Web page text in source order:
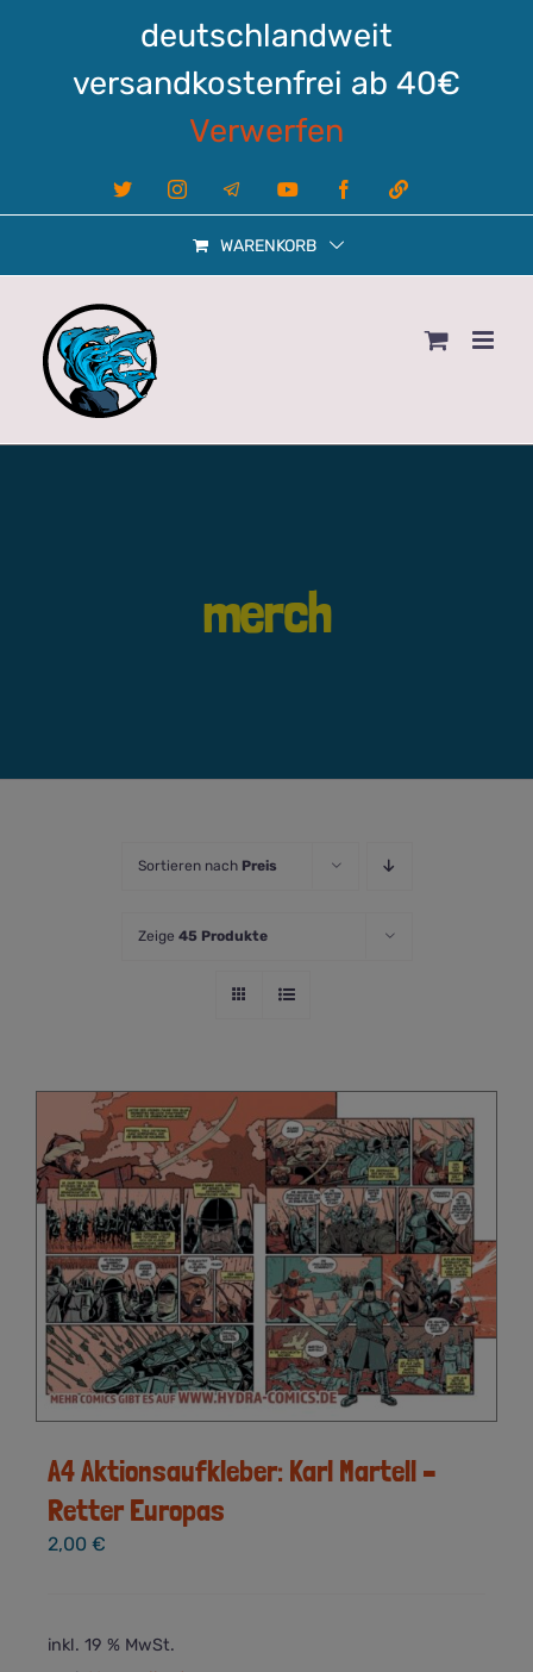
deutschlandweit
versandkostenfrei ab 40€
Verwerfen
X InstagramTelegram YouTube FacebookLinktree
WARENKORB
merch
Sortieren nach Preis
Zeige 45 Produkte
A4 Aktionsaufkleber: Karl Martell –
Retter Europas
2,00 €
inkl. 19 % MwSt.